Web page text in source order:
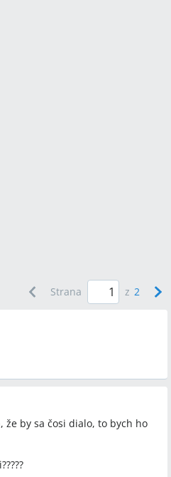
Strana z 2
by sa čosi dialo, to bych ho